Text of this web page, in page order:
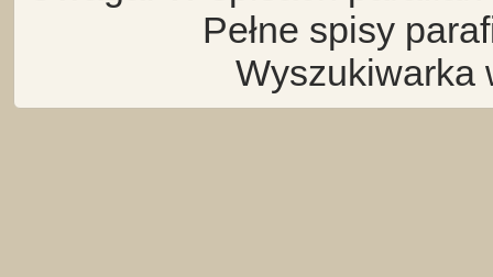
Pełne spisy
Wyszukiwarka